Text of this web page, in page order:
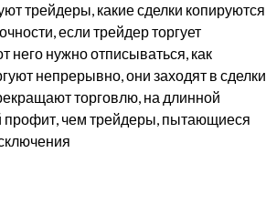
трейдеры, какие сделки копируются
если трейдер торгует
него нужно отписываться, как
непрерывно, они заходят в сделки
торговлю, на длинной
профит, чем трейдеры, пытающиеся